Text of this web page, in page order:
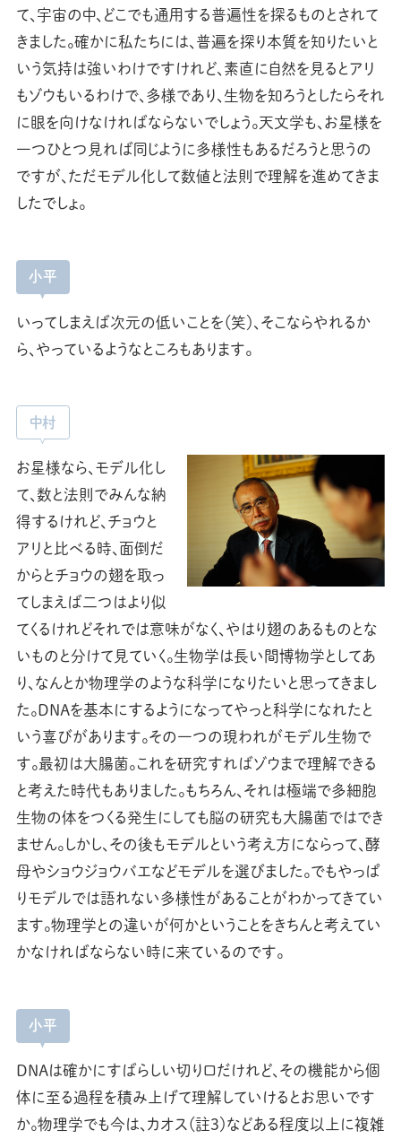
て、宇宙の中、どこでも通用する普遍性を探るものとされて
きました。確かに私たちには、普遍を探り本質を知りたいと
いう気持は強いわけですけれど、素直に自然を見るとアリ
もゾウもいるわけで、多様であり、生物を知ろうとしたらそれ
に眼を向けなければならないでしょう。天文学も、お星様を
一つひとつ見れば同じように多様性もあるだろうと思うの
ですが、ただモデル化して数値と法則で理解を進めてきま
したでしょ。
小平
いってしまえば次元の低いことを（笑）、そこならやれるか
ら、やっているようなところもあります。
中村
お星様なら、モデル化し
て、数と法則でみんな納
得するけれど、チョウと
アリと比べる時、面倒だ
からとチョウの翅を取っ
てしまえば二つはより似
てくるけれどそれでは意味がなく、やはり翅のあるものとな
いものと分けて見ていく。生物学は長い間博物学としてあ
り、なんとか物理学のような科学になりたいと思ってきまし
た。DNAを基本にするようになってやっと科学になれたと
いう喜びがあります。その一つの現われがモデル生物で
す。最初は大腸菌。これを研究すればゾウまで理解できる
と考えた時代もありました。もちろん、それは極端で多細胞
生物の体をつくる発生にしても脳の研究も大腸菌ではでき
ません。しかし、その後もモデルという考え方にならって、酵
母やショウジョウバエなどモデルを選びました。でもやっぱ
りモデルでは語れない多様性があることがわかってきてい
ます。物理学との違いが何かということをきちんと考えてい
かなければならない時に来ているのです。
小平
DNAは確かにすばらしい切り口だけれど、その機能から個
体に至る過程を積み上げて理解していけるとお思いです
か。物理学でも今は、カオス（註3）などある程度以上に複雑